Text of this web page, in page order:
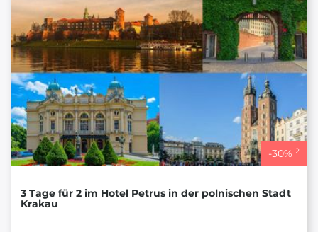
-30% 2
3 Tage für 2 im Hotel Petrus in der polnischen Stadt
Krakau